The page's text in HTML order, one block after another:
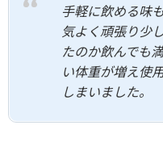
手軽に飲める味
気よく頑張り少
たのか飲んでも
い体重が増え使
しまいました。